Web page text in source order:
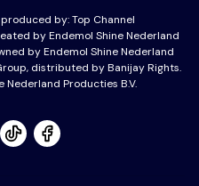
by:Top Channel
by Endemol Shine Nederland
by Endemol Shine Nederland
distributed by Banijay Rights.
Producties B.V.